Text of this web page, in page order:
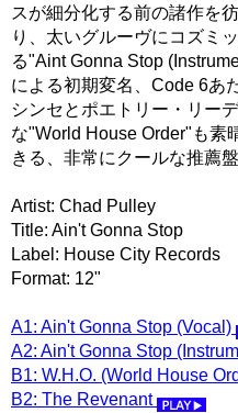
スが細分化する前の諸作を
り、太いグルーヴにコズミ
る"Aint Gonna Stop
による初期変名、Code 6あ
シンセとポエトリー・リー
な"World House Order"も素
きる、非常にクールな推薦
Artist: Chad Pulley
Title: Ain't Gonna Stop
Label: House City Records
Format: 12"
A1: Ain't Gonna Stop (Vocal)
A2: Ain't Gonna Stop
B1: W.H.O. (World House
B2: The Revenant